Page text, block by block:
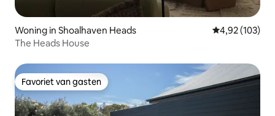
Woning in Shoalhaven Heads Gemiddelde
4,92 (103)
The Heads House
Favoriet van gasten
Favoriet van gasten